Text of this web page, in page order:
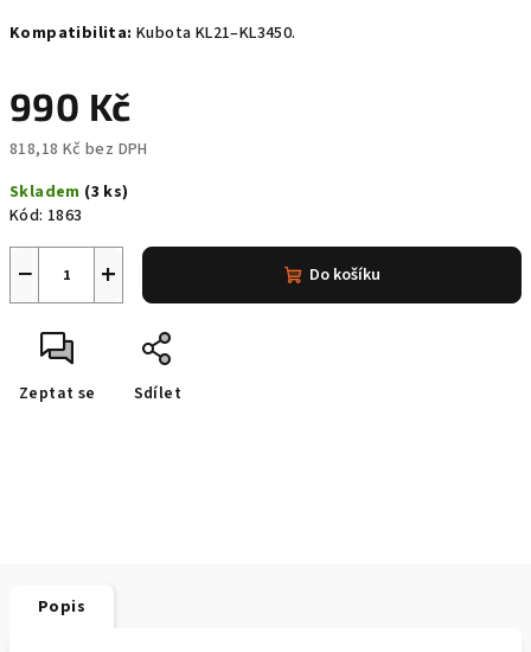
Kompatibilita: Kubota KL21–KL3450.
990 Kč
818,18 Kč bez DPH
cena:
Skladem (3 ks)
Kód: 1863
+
− Do košíku
Zeptat se Sdílet
Popis